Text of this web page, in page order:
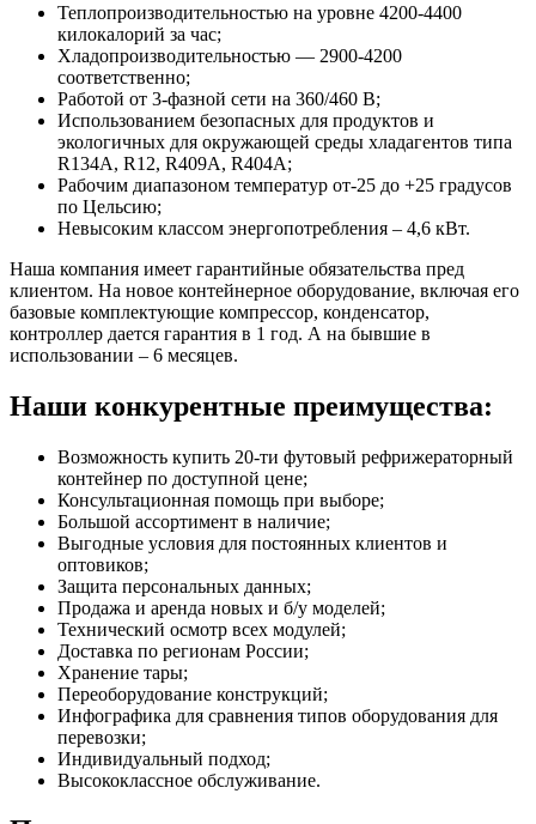
Теплопроизводительностью на уровне 4200-4400
килокалорий за час;
Хладопроизводительностью — 2900-4200
соответственно;
Работой от 3-фазной сети на 360/460 B;
Использованием безопасных для продуктов и
экологичных для окружающей среды хладагентов типа
R134A, R12, R409A, R404A;
Рабочим диапазоном температур от-25 до +25 градусов
по Цельсию;
Невысоким классом энергопотребления – 4,6 кВт.
Наша компания имеет гарантийные обязательства пред
клиентом. На новое контейнерное оборудование, включая его
базовые комплектующие компрессор, конденсатор,
контроллер дается гарантия в 1 год. А на бывшие в
использовании – 6 месяцев.
Наши конкурентные преимущества:
Возможность купить 20-ти футовый рефрижераторный
контейнер по доступной цене;
Консультационная помощь при выборе;
Большой ассортимент в наличие;
Выгодные условия для постоянных клиентов и
оптовиков;
Защита персональных данных;
Продажа и аренда новых и б/у моделей;
Технический осмотр всех модулей;
Доставка по регионам России;
Хранение тары;
Переоборудование конструкций;
Инфографика для сравнения типов оборудования для
перевозки;
Индивидуальный подход;
Высококлассное обслуживание.